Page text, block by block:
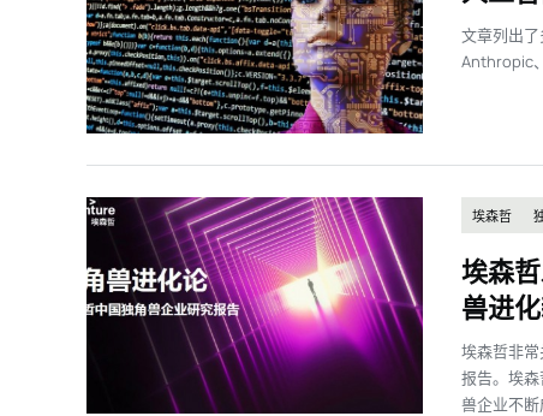
文章列出了
Anthropic
埃森哲
埃森
兽进
埃森哲非
报告。埃
兽企业不